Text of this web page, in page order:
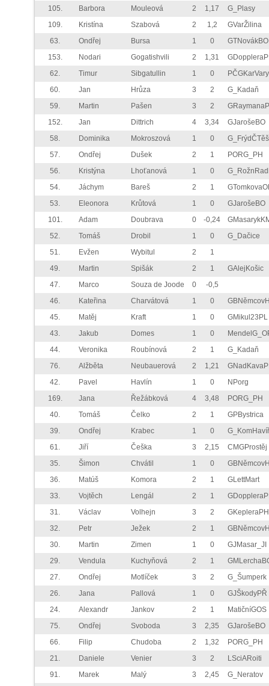
105.
Barbora Mouleová 2 1,17
G_Plasy
109.
Kristína Szabová 2 1,2
GVarŽilina
63.
Ondřej Bursa 1 0
GTNovákBO
153.
Nodari Gogatishvili 2 1,31
62.
Timur Sibgatullin 1 0
PČGKarVary
60.
Jan Hrůza 3 2
G_Kadaň
59.
Martin Pašen 3 2
152.
Jan Dittrich 4 3,34
GJarošeBO
58.
Dominika Mokroszová 1 0
G_FrýdČTěš
57.
Ondřej Dušek 2 1
PORG_PH
56.
Kristýna Lhoťanová 1 0
54.
Jáchym Bareš 2 1
53.
Eleonora Krůtová 1 0
GJarošeBO
101.
Adam Doubrava 0 -0,24
52.
Tomáš Drobil 1 0
G_Dačice
51.
Evžen Wybitul 2
1
49.
Martin Spišák 2 1
GAlejKošic
47.
Marco Souza de Joode 0
-0,5
46.
Kateřina Charvátová 1 0
45.
Matěj Kraft 1 0
GMikul23PL
43.
Jakub Domes 1 0
44.
Veronika Roubínová 2 1
G_Kadaň
76.
Alžběta Neubauerová 2 1,21
42.
Pavel Havlín 1 0
NPorg
169.
Jana Řežábková 4 3,48
PORG_PH
40.
Tomáš Čelko 2 1
GPBystrica
39.
Ondřej Krabec 1 0
G_KomHavíř
61.
Jiří Češka 3 2,15
CMGProstěj
35.
Šimon Chvátil 1 0
36.
Matúš Komora 2 1
GLettMart
33.
Vojtěch Lengál 2 1
31.
Václav Volhejn 3 2
GKepleraPH
32.
Petr Ježek 2 1
30.
Martin Zimen 1 0
GJMasar_JI
29.
Vendula Kuchyňová 2 1
27.
Ondřej Motlíček 3 2
G_Šumperk
26.
Jana Pallová 1 0
GJŠkodyPŘ
24.
Alexandr Jankov 2 1
MatičníGOS
75.
Ondřej Svoboda 3 2,35
GJarošeBO
66.
Filip Chudoba 2 1,32
PORG_PH
21.
Daniele Venier 3 2
LSciARoiti
91.
Marek Malý 3 2,45
G_Neratov